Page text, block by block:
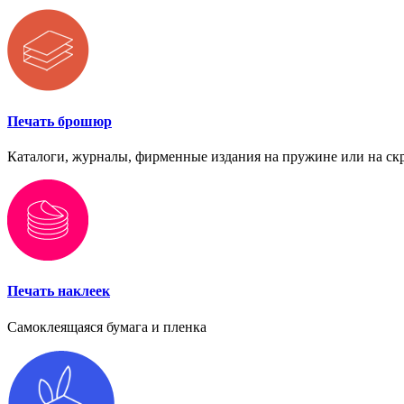
Печать брошюр
Каталоги, журналы, фирменные издания на пружине или на
Печать наклеек
Самоклеящаяся бумага и пленка